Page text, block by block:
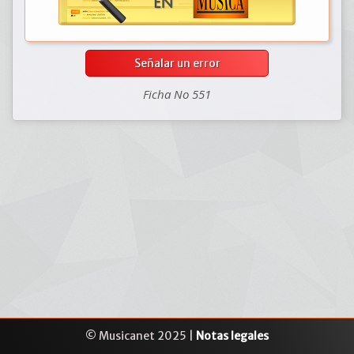
Señalar un error
Ficha No 551
© Musicanet 2025 | Notas legales